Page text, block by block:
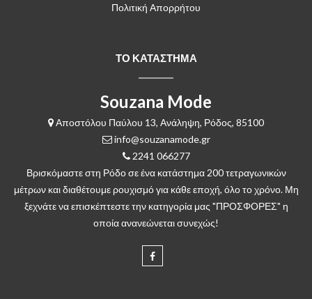
Πολιτική Απορρήτου
ΤΟ ΚΑΤΑΣΤΗΜΑ
Souzana Mode
Αποστόλου Παύλου 13, Ανάληψη, Ρόδος, 85100
info@souzanamode.gr
2241 066277
Βρισκόμαστε στη Ρόδο σε ένα κατάστημα 200 τετραγωνικών
μέτρων και διαθέτουμε ρουχισμό για κάθε εποχή, όλο το χρόνο. Μη
ξεχνάτε να επισκέπτεστε την κατηγορία μας "ΠΡΟΣΦΟΡΕΣ" η
οποία ανανεώνεται συνεχώς!